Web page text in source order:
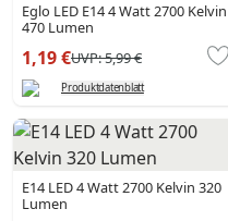
Eglo LED E14 4 Watt 2700 Kelvin
470 Lumen
1,19 €UVP:5,99 €
Produktdatenblatt
E14 LED 4 Watt 2700 Kelvin 320
Lumen